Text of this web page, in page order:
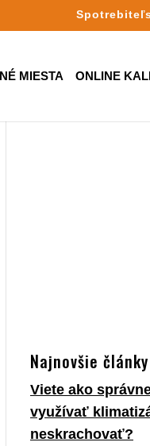
MIESTA ONLINE
Najnovšie články
Viete ako
využívať
neskrachovať?